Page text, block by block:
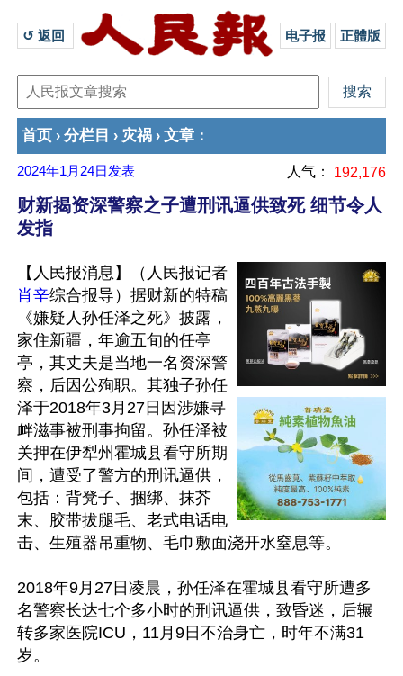
↺ 返回 电子报 正體版
首页 › 分栏目 › 灾祸 › 文章 ：
2024年1月24日 发表 人气： 192,176
财新揭资深警察之子遭刑讯逼供致死 细节令人
发指
【人民报消息】（人民报记者
肖辛综合报导）据财新的特稿
《嫌疑人孙任泽之死》披露，
家住新疆，年逾五旬的任亭
亭，其丈夫是当地一名资深警
察，后因公殉职。其独子孙任
泽于2018年3月27日因涉嫌寻
衅滋事被刑事拘留。孙任泽被
关押在伊犁州霍城县看守所期
间，遭受了警方的刑讯逼供，
包括：背凳子、捆绑、抹芥
末、胶带拔腿毛、老式电话电
击、生殖器吊重物、毛巾敷面浇开水窒息等。
2018年9月27日凌晨，孙任泽在霍城县看守所遭多
名警察长达七个多小时的刑讯逼供，致昏迷，后辗
转多家医院ICU，11月9日不治身亡，时年不满31
岁。